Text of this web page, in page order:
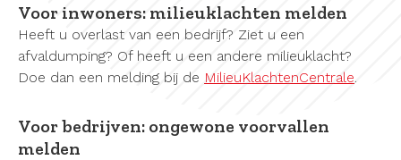
Voor inwoners: milieuklachten melden
Heeft u overlast van een bedrijf? Ziet u een
afvaldumping? Of heeft u een andere milieuklacht?
Doe dan een melding bij de MilieuKlachtenCentrale.
Voor bedrijven: ongewone voorvallen
melden